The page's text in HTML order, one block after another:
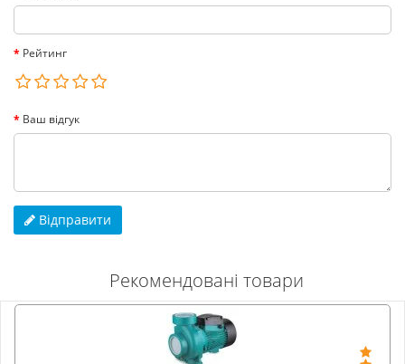
Рейтинг
Ваш відгук
Відправити
Рекомендовані товари